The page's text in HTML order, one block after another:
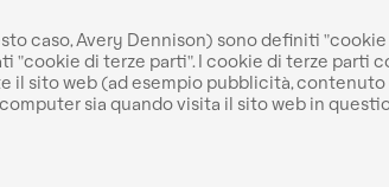
caso, Avery Dennison) sono definiti
"cookie di terze parti". I cookie di terze parti
il sito web (ad esempio pubblicità,
sia quando visita il sito web in